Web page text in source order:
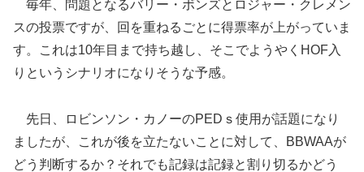
毎年、問題となるバリー・ボンズとロジャー・クレメン
スの投票ですが、回を重ねるごとに得票率が上がっていま
す。これは10年目まで持ち越し、そこでようやくHOF入
りというシナリオになりそうな予感。
先日、ロビンソン・カノーのPEDｓ使用が話題になり
ましたが、これが後を立たないことに対して、BBWAAが
どう判断するか？それでも記録は記録と割り切るかどう